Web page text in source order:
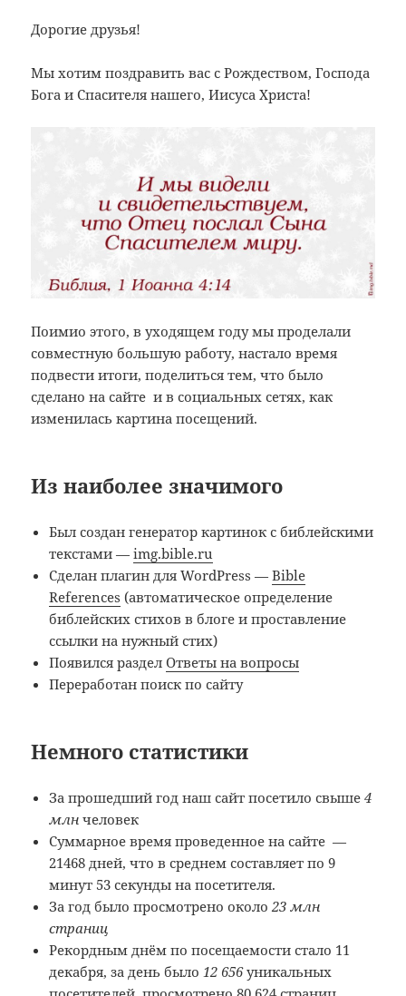
Дорогие друзья!
Мы хотим поздравить вас с Рождеством, Господа
Бога и Спасителя нашего, Иисуса Христа!
Поимио этого, в уходящем году мы проделали
совместную большую работу, настало время
подвести итоги, поделиться тем, что было
сделано на сайте и в социальных сетях, как
изменилась картина посещений.
Из наиболее значимого
Был создан генератор картинок с библейскими
текстами —img.bible.ru
Сделан плагин для WordPress —Bible
References (автоматическое определение
библейских стихов в блоге и проставление
ссылки на нужный стих)
Появился разделОтветы на вопросы
Переработан поиск по сайту
Немного статистики
За прошедший год наш сайт посетило свыше4
млн человек
Cуммарное время проведенное на сайте —
21468 дней, что в среднем составляет по 9
минут 53 секунды на посетителя.
За год было просмотрено около23 млн
страниц
Рекордным днём по посещаемости стало 11
декабря, за день было 12 656уникальных